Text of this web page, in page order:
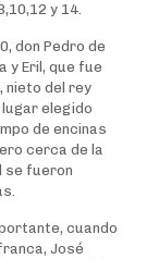
y 14.
don Pedro de
y Eril, que fue
nieto del rey
lugar elegido
de encinas
cerca de la
se fueron
cuando
José